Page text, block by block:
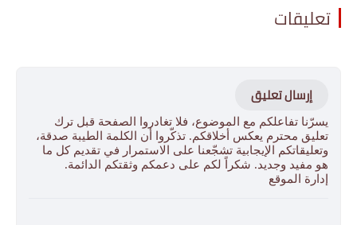
تعليقات
إرسال تعليق
يسرّنا تفاعلكم مع الموضوع، فلا تغادروا الصفحة قبل ترك
تعليق محترم يعكس أخلاقكم. تذكّروا أن الكلمة الطيبة صدقة،
وتعليقاتكم الإيجابية تشجّعنا على الاستمرار في تقديم كل ما
هو مفيد وجديد. شكراً لكم على دعمكم وثقتكم الدائمة.
إدارة الموقع